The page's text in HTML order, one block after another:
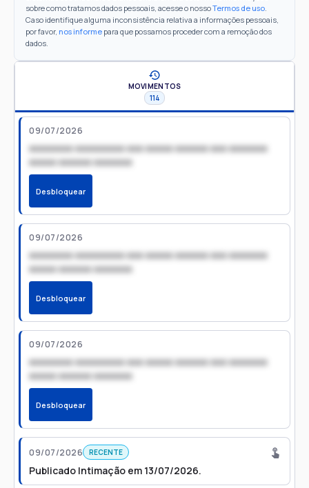
sobre como tratamos dados pessoais, acesse o nossoTermos de uso.
Caso identifique alguma inconsistência relativa a informações pessoais,
por favor, nos informe para que possamos proceder com a remoção dos
dados.
MOVIMENTOS
114
09/07/2026
xxxxxxxx xxxxxxxxx xxx xxxxx xxxxxx xxx xxxxxxx
xxxxx xxxxxx xxxxxxx
Desbloquear
09/07/2026
xxxxxxxx xxxxxxxxx xxx xxxxx xxxxxx xxx xxxxxxx
xxxxx xxxxxx xxxxxxx
Desbloquear
09/07/2026
xxxxxxxx xxxxxxxxx xxx xxxxx xxxxxx xxx xxxxxxx
xxxxx xxxxxx xxxxxxx
Desbloquear
09/07/2026 RECENTE
Publicado Intimação em 13/07/2026.